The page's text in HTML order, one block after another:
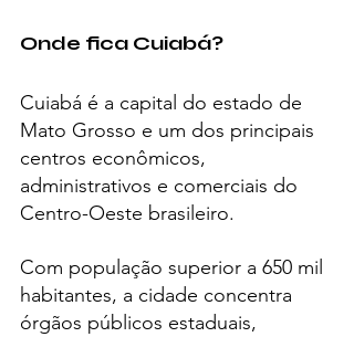
Onde fica Cuiabá?
Cuiabá é a capital do estado de
Mato Grosso e um dos principais
centros econômicos,
administrativos e comerciais do
Centro-Oeste brasileiro.
Com população superior a 650 mil
habitantes, a cidade concentra
órgãos públicos estaduais,